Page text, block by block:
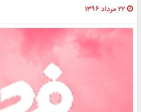
۲۲ مرداد ۱۳۹۶